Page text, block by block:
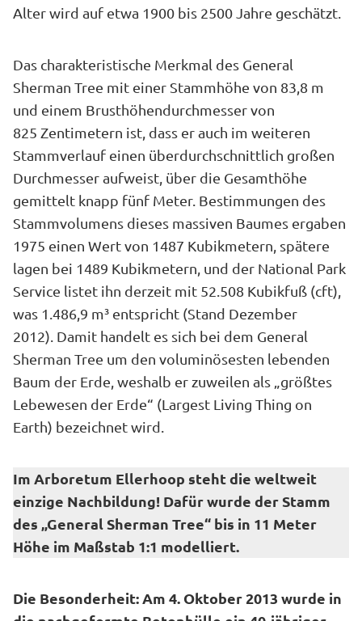
Alter wird auf etwa 1900 bis 2500 Jahre geschätzt.
Das charakteristische Merkmal des General
Sherman Tree mit einer Stammhöhe von 83,8 m
und einem Brusthöhendurchmesser von
825 Zentimetern ist, dass er auch im weiteren
Stammverlauf einen überdurchschnittlich großen
Durchmesser aufweist, über die Gesamthöhe
gemittelt knapp fünf Meter. Bestimmungen des
Stammvolumens dieses massiven Baumes ergaben
1975 einen Wert von 1487 Kubikmetern, spätere
lagen bei 1489 Kubikmetern, und der National Park
Service listet ihn derzeit mit 52.508 Kubikfuß (cft),
was 1.486,9 m³ entspricht (Stand Dezember
2012). Damit handelt es sich bei dem General
Sherman Tree um den voluminösesten lebenden
Baum der Erde, weshalb er zuweilen als „größtes
Lebewesen der Erde“ (Largest Living Thing on
Earth) bezeichnet wird.
Im Arboretum Ellerhoop steht die weltweit
einzige Nachbildung! Dafür wurde der Stamm
des „General Sherman Tree“ bis in 11 Meter
Höhe im Maßstab 1:1 modelliert.
Die Besonderheit: Am 4. Oktober 2013 wurde in